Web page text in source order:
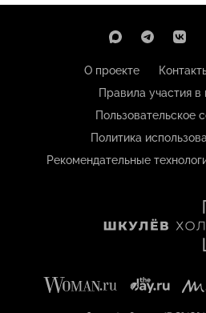
О проекте
Правила участия в
Пользовательское
Политика
Рекомендательные